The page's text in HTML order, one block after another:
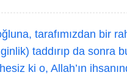
tarafımızdan bir
taddırıp da sonra
ki o, Allah’ın